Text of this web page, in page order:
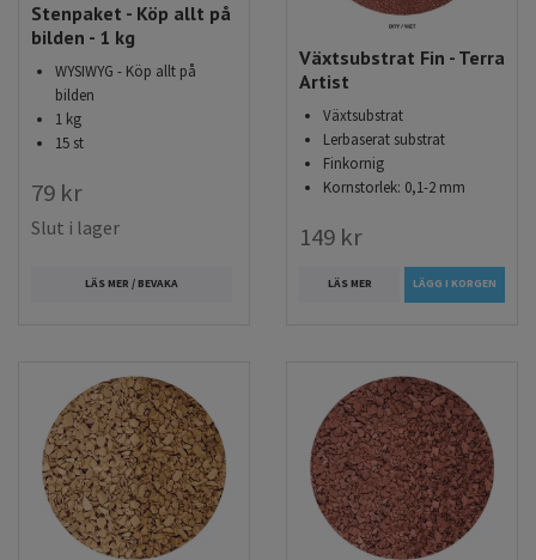
Stenpaket - Köp allt på
bilden - 1 kg
WYSIWYG - Köp allt på
bilden
1 kg
15 st
79 kr
Slut i lager
LÄS MER / BEVAKA
Växtsubstrat Fin - Terra
Artist
Växtsubstrat
Lerbaserat substrat
Finkornig
Kornstorlek: 0,1-2 mm
149 kr
LÄS MER LÄGG I KORGEN